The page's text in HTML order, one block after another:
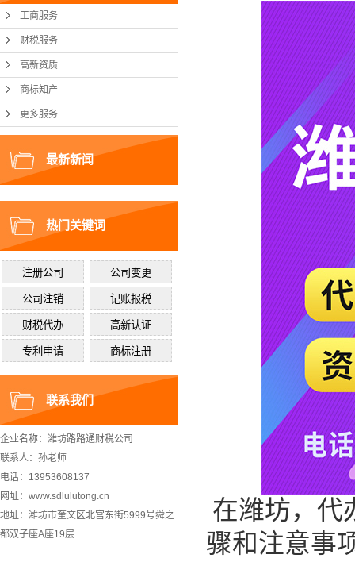
工商服务
财税服务
高新资质
商标知产
更多服务
最新新闻
热门关键词
联系我们
企业名称：潍坊路路通财税公司
联系人：孙老师
电话：13953608137
网址：www.sdlulutong.cn
地址：潍坊市奎文区北宫东街5999号舜之
都双子座A座19层
在潍坊，代
骤和注意事